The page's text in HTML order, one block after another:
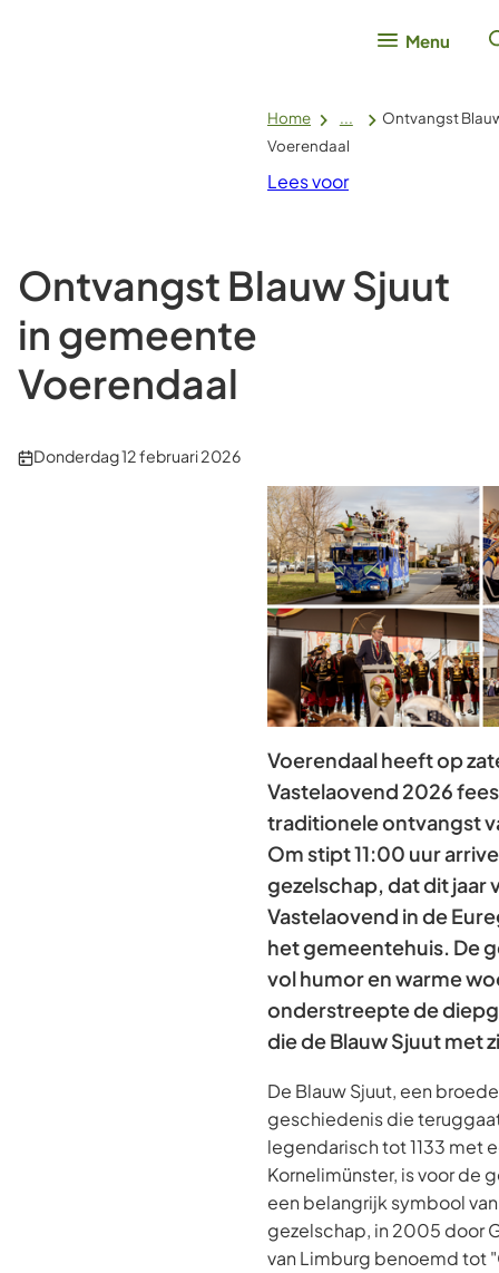
Menu
Home ...
Ontvangst
Voerendaal
Lees voor
Ontvangst Blauw Sjuut
in gemeente
Voerendaal
Publicatiedatum:
Donderdag 12 februari 2026
Voerendaal heeft op
Vastelaovend 2026
traditionele ontvangst
Om stipt 11:00 uur
gezelschap, dat dit jaar
Vastelaovend in de
het gemeentehuis. De
vol humor en warme
onderstreepte de
die de Blauw Sjuut met
De Blauw Sjuut, een
geschiedenis die
legendarisch tot 1133 met
Kornelimünster, is voor de
een belangrijk symbool
gezelschap, in 2005 door
van Limburg benoemd tot